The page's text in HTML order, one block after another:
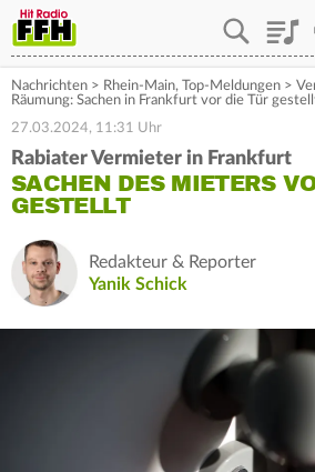
Nachrichten > Rhein-Main, Top-Meldungen >
Räumung: Sachen in Frankfurt vor die Tür
27.03.2024, 11:31 Uhr
Rabiater Vermieter in Frankfurt
SACHEN DES MIETERS
GESTELLT
Redakteur & Reporter
Yanik Schick